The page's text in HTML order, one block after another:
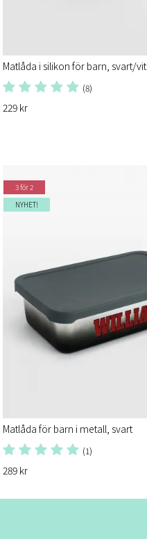
Matlåda i silikon för barn, svart/vit
(8)
229 kr
3 för 2
NYHET!
Matlåda för barn i metall, svart
(1)
289 kr